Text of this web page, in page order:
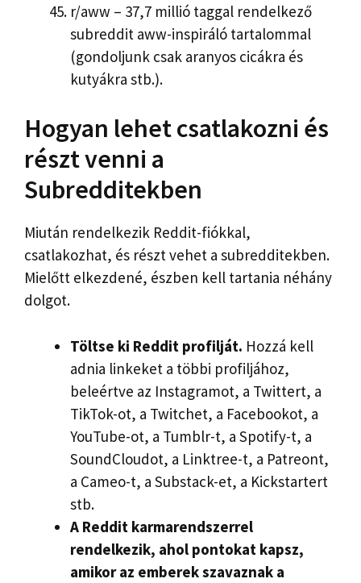
r/aww – 37,7 millió taggal rendelkező
subreddit aww-inspiráló tartalommal
(gondoljunk csak aranyos cicákra és
kutyákra stb.).
Hogyan lehet csatlakozni és
részt venni a
Subredditekben
Miután rendelkezik Reddit-fiókkal,
csatlakozhat, és részt vehet a subredditekben.
Mielőtt elkezdené, észben kell tartania néhány
dolgot.
Töltse ki Reddit profilját. Hozzá kell
adnia linkeket a többi profiljához,
beleértve az Instagramot, a Twittert, a
TikTok-ot, a Twitchet, a Facebookot, a
YouTube-ot, a Tumblr-t, a Spotify-t, a
SoundCloudot, a Linktree-t, a Patreont,
a Cameo-t, a Substack-et, a Kickstartert
stb.
A Reddit karmarendszerrel
rendelkezik, ahol pontokat kapsz,
amikor az emberek szavaznak a